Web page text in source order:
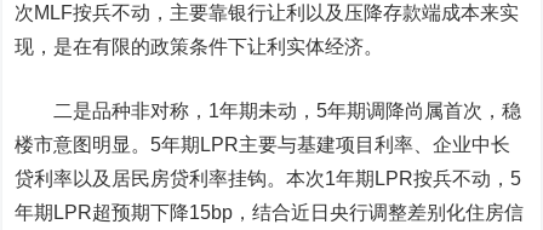
次MLF按兵不动，主要靠银行让利以及压降存款端成本来实
现，是在有限的政策条件下让利实体经济。
二是品种非对称，1年期未动，5年期调降尚属首次，稳
楼市意图明显。5年期LPR主要与基建项目利率、企业中长
贷利率以及居民房贷利率挂钩。本次1年期LPR按兵不动，5
年期LPR超预期下降15bp，结合近日央行调整差别化住房信